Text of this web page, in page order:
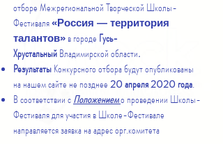
отборе Межрегиональной Творческой Школы-
Фестиваля«Россия — территория
талантов» в городе Гусь-
ХрустальныйВладимирской области.
РезультатыКонкурсного отбора будут опубликованы
на нашем сайте не позднее20 апреля 2020 года.
В соответствии сПоложениемо проведении Школы-
Фестиваля для участия в Школе-Фестивале
направляется заявка на адрес орг.комитета